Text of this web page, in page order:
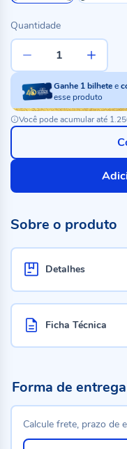
Quantidade
Ganhe 1bilhetee
esse produto
Você pode acumular até
Sobre o produto
Detalhes
Ficha Técnica
Forma de entrega
Calcule frete, prazo de